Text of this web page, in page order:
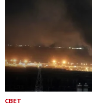
СВЕТ